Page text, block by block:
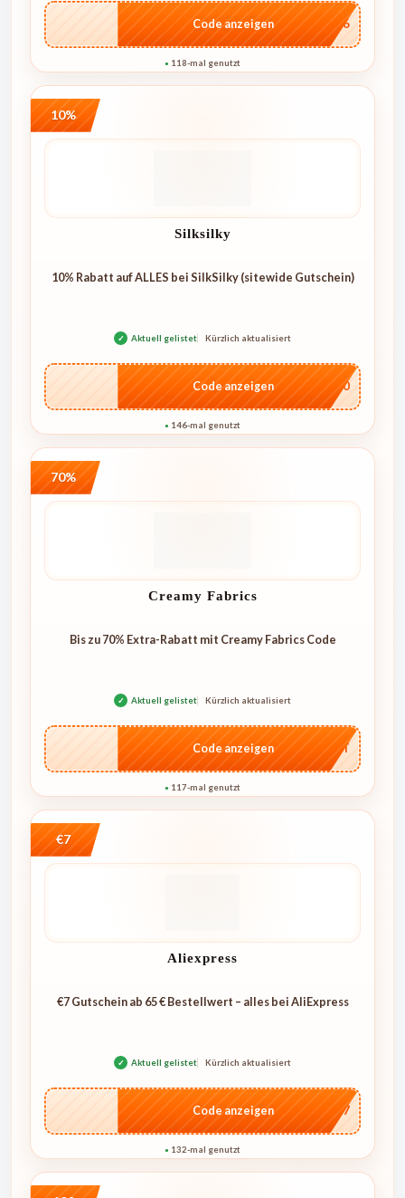
…IT26
Code anzeigen
● 118-mal genutzt
10%
Silksilky
10% Rabatt auf ALLES bei SilkSilky (sitewide Gutschein)
✓ Aktuell gelistet Kürzlich aktualisiert
…NT10
Code anzeigen
● 146-mal genutzt
70%
Creamy Fabrics
Bis zu 70% Extra-Rabatt mit Creamy Fabrics Code
✓ Aktuell gelistet Kürzlich aktualisiert
…CRET
Code anzeigen
● 117-mal genutzt
€7
Aliexpress
€7 Gutschein ab 65 € Bestellwert – alles bei AliExpress
✓ Aktuell gelistet Kürzlich aktualisiert
…E07
Code anzeigen
● 132-mal genutzt